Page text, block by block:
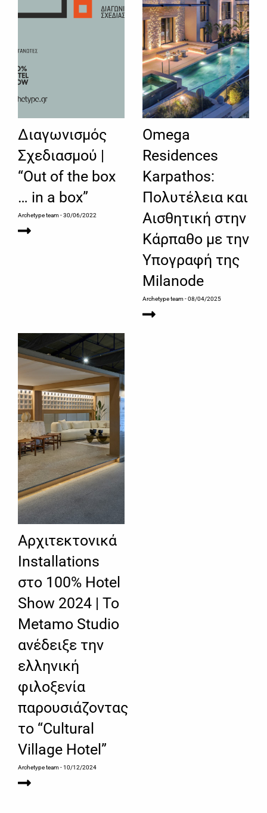
Διαγωνισμός
Σχεδιασμού |
“Out of the box
… in a box”
Archetype team- 30/06/2022
Omega
Residences
Karpathos:
Πολυτέλεια και
Αισθητική στην
Κάρπαθο με την
Υπογραφή της
Milanode
Archetype team- 08/04/2025
Αρχιτεκτονικά
Installations
στο 100% Hotel
Show 2024 | Το
Metamo Studio
ανέδειξε την
ελληνική
φιλοξενία
παρουσιάζοντας
το “Cultural
Village Hotel”
Archetype team- 10/12/2024